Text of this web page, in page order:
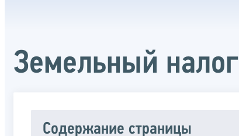
Земельный налог
Содержание страницы